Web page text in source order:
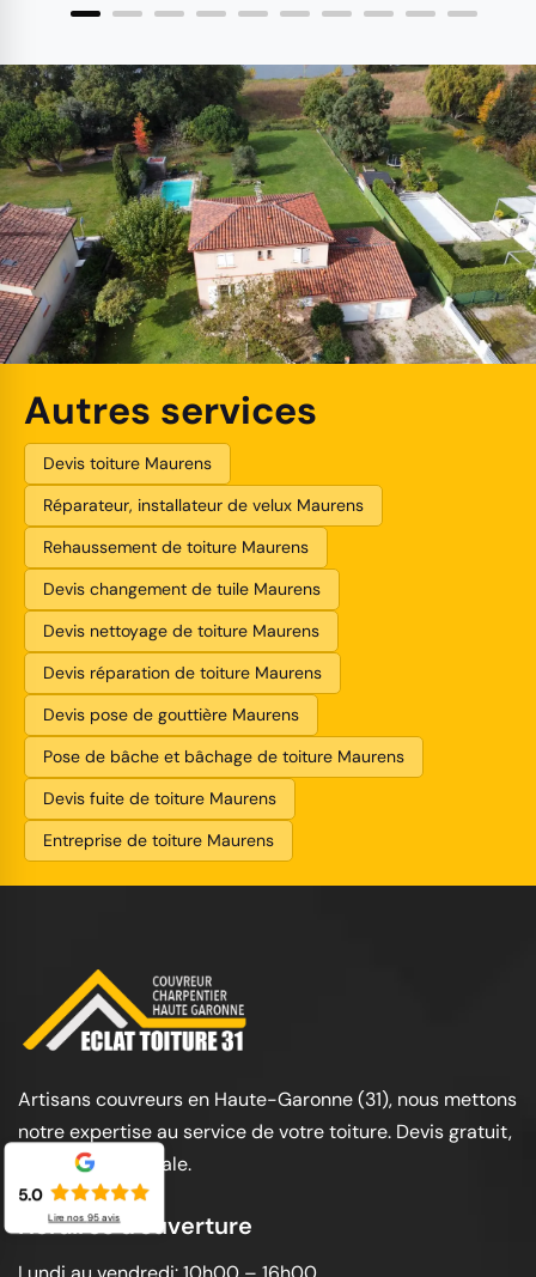
Autres services
Devis toiture Maurens
Réparateur, installateur de velux Maurens
Rehaussement de toiture Maurens
Devis changement de tuile Maurens
Devis nettoyage de toiture Maurens
Devis réparation de toiture Maurens
Devis pose de gouttière Maurens
Pose de bâche et bâchage de toiture Maurens
Devis fuite de toiture Maurens
Entreprise de toiture Maurens
Artisans couvreurs en Haute-Garonne (31), nous mettons
notre expertise au service de votre toiture. Devis gratuit,
garantie décennale.
Horaires d'ouverture
5.0
Lire nos 95avis